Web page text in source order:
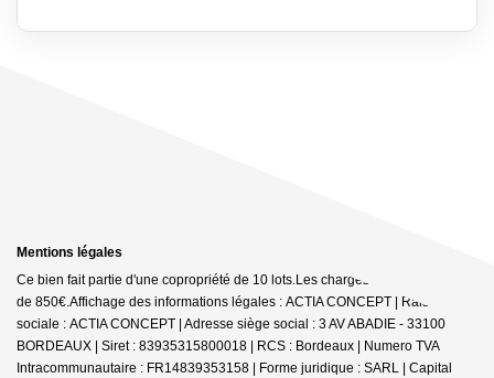
Mentions légales
Ce bien fait partie d'une copropriété de 10 lots.Les charges annuelles sont
de 850€.Affichage des informations légales : ACTIA CONCEPT | Raison
sociale : ACTIA CONCEPT | Adresse siège social : 3 AV ABADIE - 33100
BORDEAUX | Siret : 83935315800018 | RCS : Bordeaux | Numero TVA
Intracommunautaire : FR14839353158 | Forme juridique : SARL | Capital